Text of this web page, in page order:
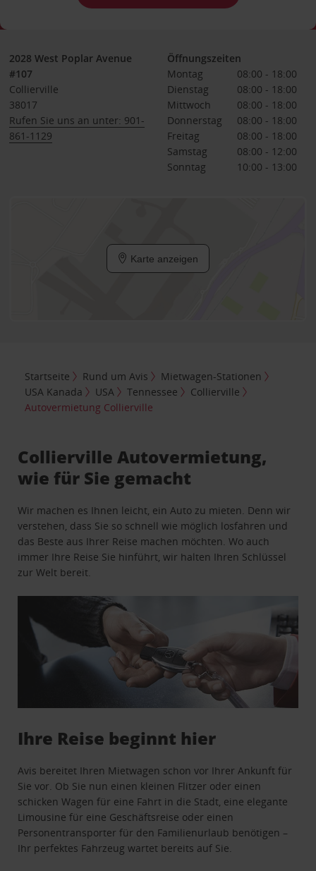
2028 West Poplar Avenue
#107
Collierville
38017
Rufen Sie uns an unter: 901-
861-1129
Öffnungszeiten
Montag
08:00 - 18:00
Dienstag
08:00 - 18:00
Mittwoch
08:00 - 18:00
Donnerstag
08:00 - 18:00
Freitag
08:00 - 18:00
Samstag
08:00 - 12:00
Sonntag
10:00 - 13:00
Karte anzeigen
Startseite Rund um Avis
Mietwagen-Stationen
USA Kanada
USA Tennessee
Collierville
Autovermietung Collierville
Collierville Autovermietung,
wie für Sie gemacht
Wir machen es Ihnen leicht, ein Auto zu mieten. Denn wir
verstehen, dass Sie so schnell wie möglich losfahren und
das Beste aus Ihrer Reise machen möchten. Wo auch
immer Ihre Reise Sie hinführt, wir halten Ihren Schlüssel
zur Welt bereit.
Ihre Reise beginnt hier
Avis bereitet Ihren Mietwagen schon vor Ihrer Ankunft für
Sie vor. Ob Sie nun einen kleinen Flitzer oder einen
schicken Wagen für eine Fahrt in die Stadt, eine elegante
Limousine für eine Geschäftsreise oder einen
Personentransporter für den Familienurlaub benötigen –
Ihr perfektes Fahrzeug wartet bereits auf Sie.